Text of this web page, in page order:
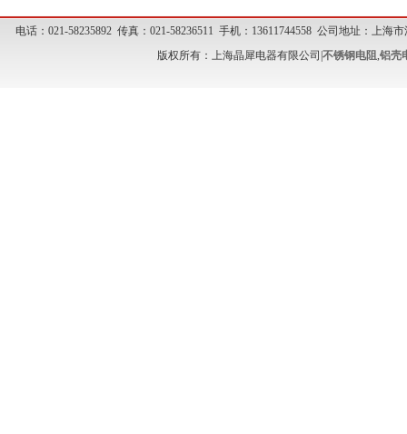
电话：021-58235892 传真：021-58236511 手机：13611744558 公司地址：上
版权所有：上海晶犀电器有限公司| 不锈钢电阻,铝壳